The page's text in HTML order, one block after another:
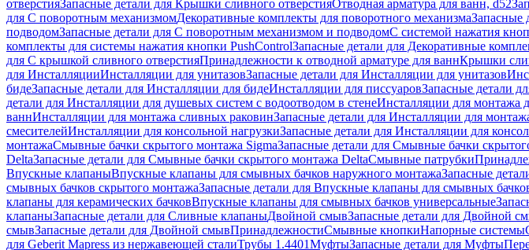
отверстияЗапасные детали для Крышки сливного отверстияОтводная арматура для ванн, d52
для С поворотным механизмомДекоративные комплекты для поворотного механизмаЗапасные
подводомЗапасные детали для С поворотным механизмом и подводомС системой нажатия
комплекты для системы нажатия кнопки PushControlЗапасные детали для Декоративные
для С крышкой сливного отверстияПринадлежности к отводной арматуре для ваннКрышки
для ИнсталляцииИнсталляции для унитазовЗапасные детали для Инсталляции для унитазов
бидеЗапасные детали для Инсталляции для бидеИнсталляции для писсуаровЗапасные детали
детали для Инсталляции для душевых систем с водоотводом в стенеИнсталляции для монтажа
ваннИнсталляции для монтажа сливных раковинЗапасные детали для Инсталляции для
смесителейИнсталляции для консольной нагрузкиЗапасные детали для Инсталляции для
монтажаСмывные бачки скрытого монтажа SigmaЗапасные детали для Смывные бачки
DeltaЗапасные детали для Смывные бачки скрытого монтажа DeltaСмывные патрубки
Впускные клапаныВпускные клапаны для смывных бачков наружного монтажаЗапасные
смывных бачков скрытого монтажаЗапасные детали для Впускные клапаны для смывных
клапаны для керамических бачковВпускные клапаны для смывных бачков универсальные
клапаныЗапасные детали для Сливные клапаныДвойной смывЗапасные детали для Двойной
смывЗапасные детали для Двойной смывПринадлежностиСмывные кнопкиНапорные системы
для Geberit Mapress из нержавеющей сталиТрубы 1.4401МуфтыЗапасные детали для Муфты